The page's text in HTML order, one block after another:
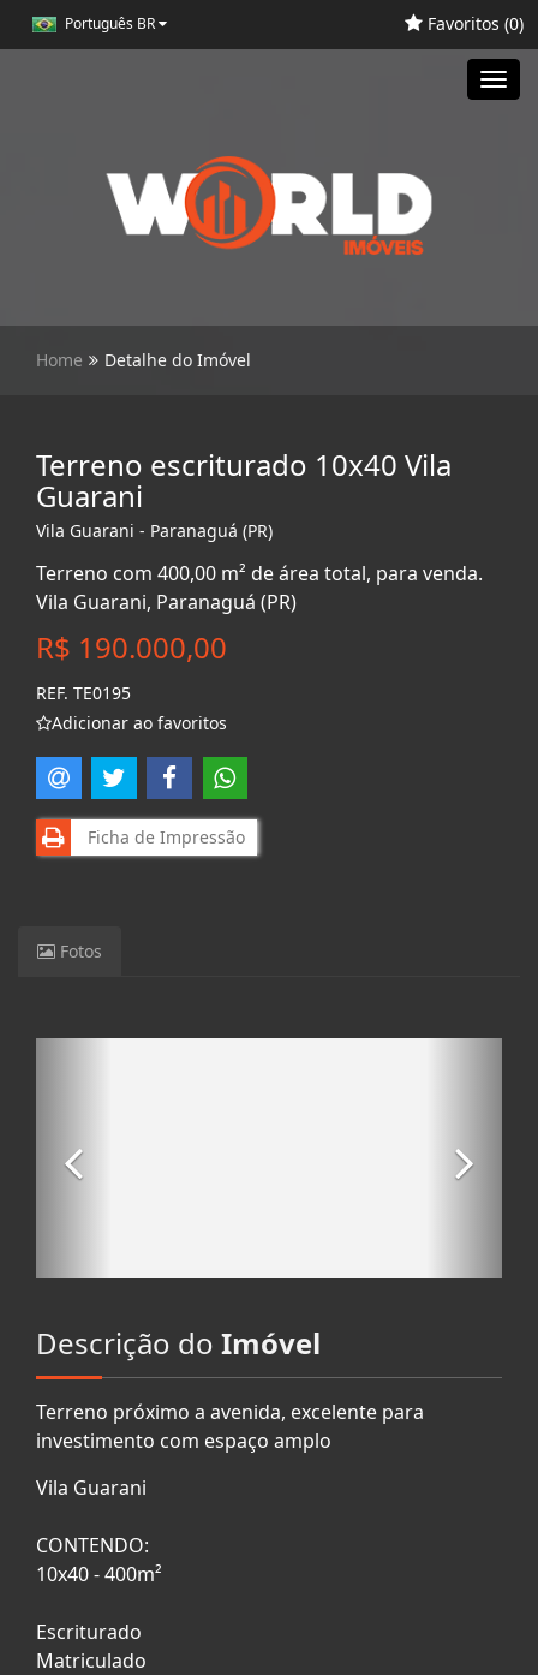
Português BR Favoritos (0)
Home Detalhe do Imóvel
Terreno escriturado 10x40 Vila
Guarani
Vila Guarani - Paranaguá (PR)
Terreno com 400,00 m² de área total, para venda.
Vila Guarani, Paranaguá (PR)
R$ 190.000,00
REF. TE0195
Adicionar ao favoritos
Ficha de Impressão
Fotos
Descrição do Imóvel
Terreno próximo a avenida, excelente para
investimento com espaço amplo
Vila Guarani
CONTENDO:
10x40 - 400m²
Escriturado
Matriculado